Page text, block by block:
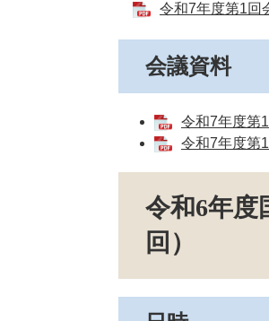
令和7年度第1回
会議資料
令和7年度第
令和7年度第
令和6年度
回）